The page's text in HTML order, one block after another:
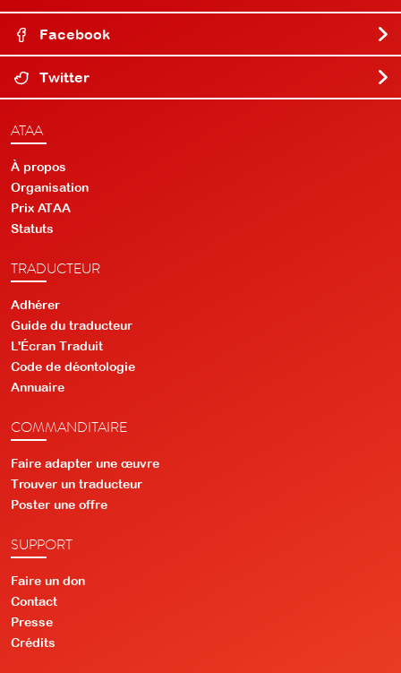
Facebook
Twitter
ATAA
À propos
Organisation
Prix ATAA
Statuts
TRADUCTEUR
Adhérer
Guide du traducteur
L'Écran Traduit
Code de déontologie
Annuaire
COMMANDITAIRE
Faire adapter une œuvre
Trouver un traducteur
Poster une offre
SUPPORT
Faire un don
Contact
Presse
Crédits